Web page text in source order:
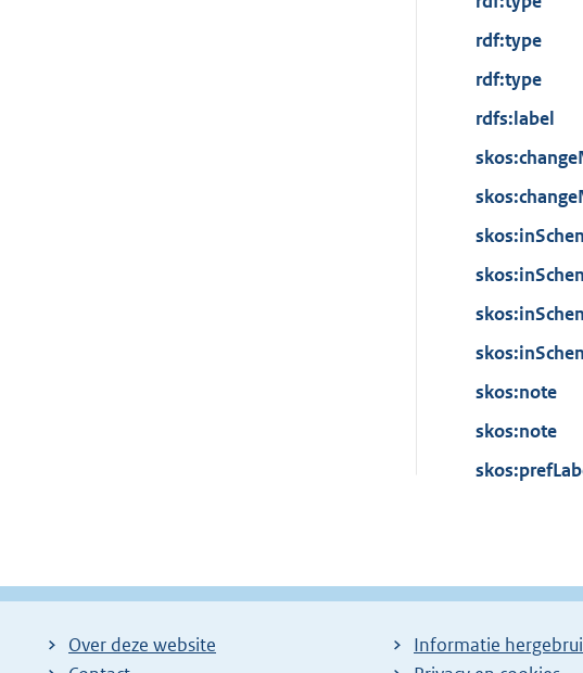
rdf:type
rdf:type
rdfs:label
skos:note
skos:note
Over deze website
Informatie